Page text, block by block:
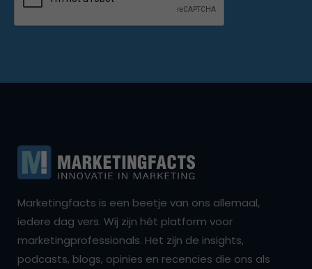
Marketingfacts is een beetje van ons allemaal,
iedere dag vers. Wij zijn hét platform voor
marketingprofessionals. Het zijn de insights,
podcasts, blogs, opinies en recencies die ons als